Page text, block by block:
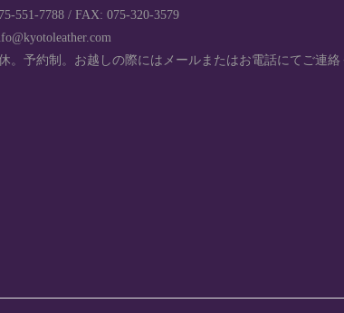
551-7788 / FAX: 075-320-3579
。予約制。お越しの際にはメールまたはお電話にてご連絡